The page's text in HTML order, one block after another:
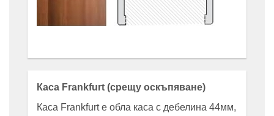
Каса Frankfurt (срещу оскъпяване)
Каса Frankfurt е обла каса с дебелина 44мм,